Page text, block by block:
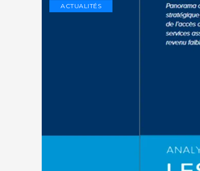
ACTUALITÉS